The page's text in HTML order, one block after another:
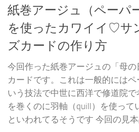
紙巻アージュ（ペーパ
を使ったカワイイ♡サ
ズカードの作り方
今回作った紙巻アージュの「母
カードです。これは一般的には
いう技法で中世に西洋で修道院
を巻くのに羽軸（quill）を使って
といわれてるそうです 今回の見